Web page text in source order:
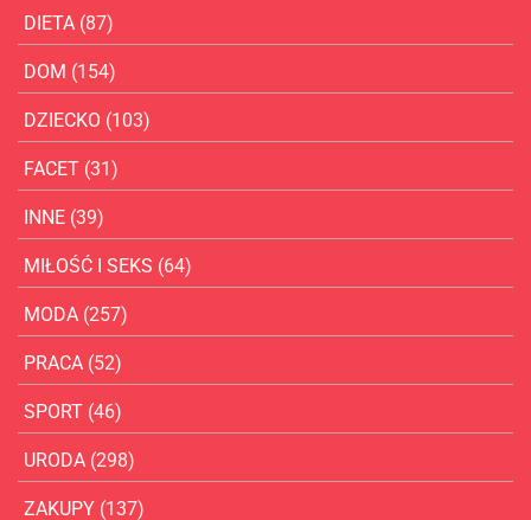
DIETA (87)
DOM (154)
DZIECKO (103)
FACET (31)
INNE (39)
MIŁOŚĆ I SEKS (64)
MODA (257)
PRACA (52)
SPORT (46)
URODA (298)
ZAKUPY (137)